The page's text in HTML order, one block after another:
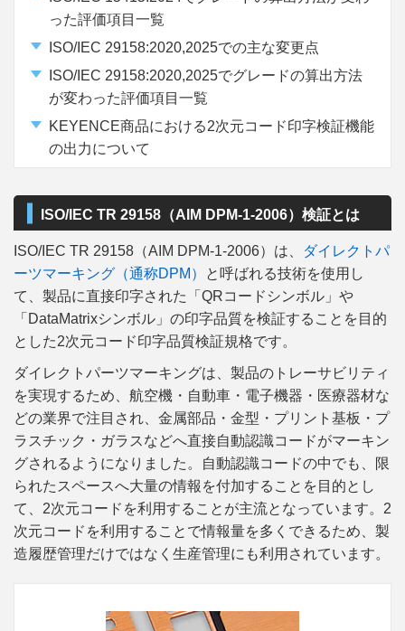
った評価項目一覧
ISO/IEC 29158:2020,2025での主な変更点
ISO/IEC 29158:2020,2025でグレードの算出方法
が変わった評価項目一覧
KEYENCE商品における2次元コード印字検証機能
の出力について
ISO/IEC TR 29158（AIM DPM-1-2006）検証とは
ISO/IEC TR 29158（AIM DPM-1-2006）は、
ダイレクトパ
ーツマーキング（通称DPM）
と呼ばれる技術を使用し
て、製品に直接印字された「QRコードシンボル」や
「DataMatrixシンボル」の印字品質を検証することを目的
とした2次元コード印字品質検証規格です。
ダイレクトパーツマーキングは、製品のトレーサビリティ
を実現するため、航空機・自動車・電子機器・医療器材な
どの業界で注目され、金属部品・金型・プリント基板・プ
ラスチック・ガラスなどへ直接自動認識コードがマーキン
グされるようになりました。自動認識コードの中でも、限
られたスペースへ大量の情報を付加することを目的とし
て、2次元コードを利用することが主流となっています。2
次元コードを利用することで情報量を多くできるため、製
造履歴管理だけではなく生産管理にも利用されています。